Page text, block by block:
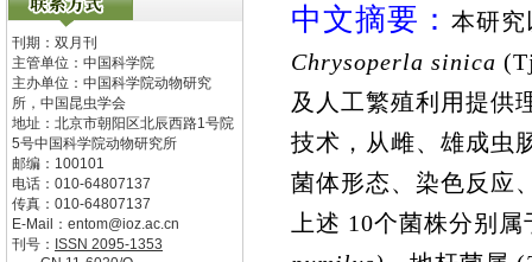
刊期：双月刊
主管单位： 中国科学院
主办单位： 中国科学院动物研究
所，中国昆虫学会
地址： 北京市朝阳区北辰西路1号院
5号中国科学院动物研究所
邮编： 100101
电话： 010-64807137
传真： 010-64807137
E-Mail： entom@ioz.ac.cn
刊号： ISSN 2095-1353
中文摘要： 本研究
Chrysoperla sinica (
及人工繁殖利 用提供
技术 ， 从雌、 雄成虫
菌体形态、 染色反 应
上述 10个菌株分别属